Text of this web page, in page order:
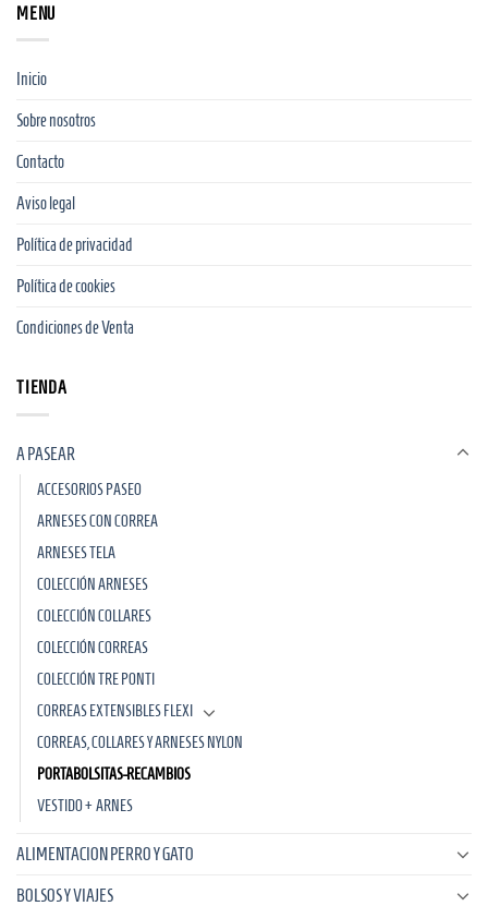
MENU
Inicio
Sobre nosotros
Contacto
Aviso legal
Política de privacidad
Política de cookies
Condiciones de Venta
TIENDA
A PASEAR
ACCESORIOS PASEO
ARNESES CON CORREA
ARNESES TELA
COLECCIÓN ARNESES
COLECCIÓN COLLARES
COLECCIÓN CORREAS
COLECCIÓN TRE PONTI
CORREAS EXTENSIBLES FLEXI
CORREAS, COLLARES Y ARNESES NYLON
PORTABOLSITAS-RECAMBIOS
VESTIDO + ARNES
ALIMENTACION PERRO Y GATO
BOLSOS Y VIAJES